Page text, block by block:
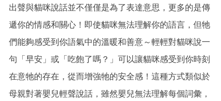
出聲與貓咪說話並不僅僅是為了表達意思，更多的是傳
遞你的情感和關心！即使貓咪無法理解你的語言，但牠
們能夠感受到你語氣中的溫暖和善意～輕輕對貓咪說一
句「早安」或「吃飽了嗎？」可以讓貓咪感受到你時刻
在意牠的存在，從而增強牠的安全感！這種方式類似於
母親對著嬰兒輕聲說話，雖然嬰兒無法理解每個詞彙，